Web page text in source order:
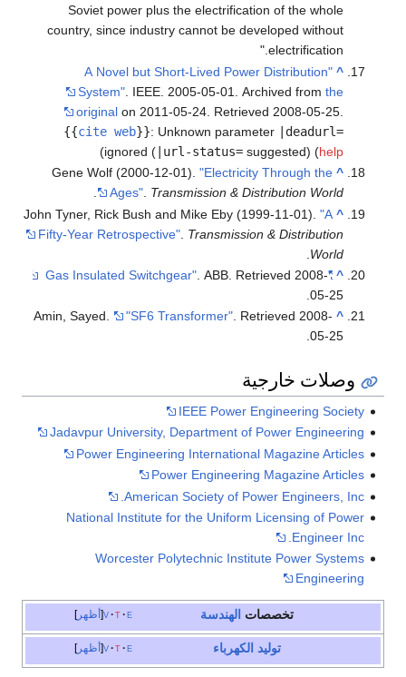
Soviet power plus the electrification of the whole
country, since industry cannot be developed without
electrification.
^
"A Novel but Short-Lived Power Distribution
System" . IEEE. 2005-05-01. Archived fromthe
original on 2011-05-24 . Retrieved 2008-05-25
{{cite web}}: Unknown parameter
|deadurl=
ignored ( |url-status= suggested) (help
)
^
Gene Wolf (2000-12-01)."Electricity Through the
Ages". Transmission & Distribution World
.
^
John Tyner, Rick Bush and Mike Eby (1999-11-01)."A
Fifty-Year Retrospective" Transmission & Distribution
World
^
"Gas Insulated Switchgear"
. ABB . Retrieved 2008-
05-25
.
^
Amin, Sayed. "SF6 Transformer". Retrieved2008-
05-25
.
وصلات خارجية
IEEE Power Engineering Society
Jadavpur University, Department of Power Engineering
Power Engineering International Magazine Articles
Power Engineering Magazine Articles
American Society of Power Engineers, Inc.
National Institute for the Uniform Licensing of Power
Engineer Inc.
Worcester Polytechnic Institute Power Systems
Engineering
أظهر v t e تخصصات الهندسة
أظهر v t e توليد الكهرباء